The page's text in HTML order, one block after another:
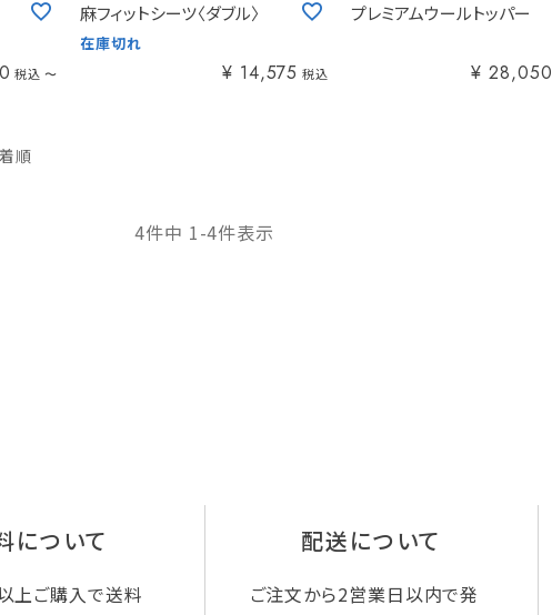
税込 〜
麻フィットシーツ〈ダブル〉
在庫切れ
¥ 14,575 税込
プレミアムウールトッパー
¥ 28,050
順
4件中 1-4件表示
について
上ご購入で送料
配送について
ご注文から2営業日以内で発